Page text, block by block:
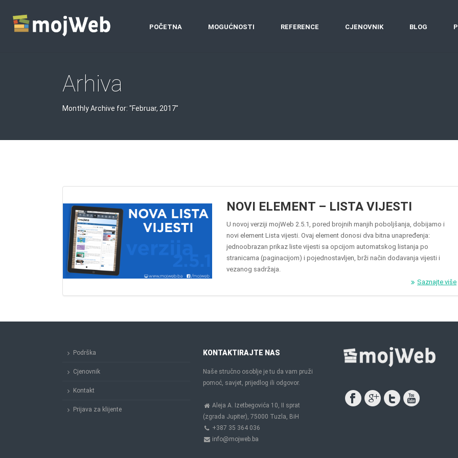
POČETNA MOGUĆNOSTI REFERENCE CJENOVNIK BLOG
Arhiva
Monthly Archive for: "Februar, 2017"
NOVI ELEMENT – LISTA VIJESTI
U novoj verziji mojWeb 2.5.1, pored brojnih manjih poboljšanja, dobijamo i
novi element Lista vijesti. Ovaj element donosi dva bitna unapređenja:
jednoobrazan prikaz liste vijesti sa opcijom automatskog listanja po
stranicama (paginacijom) i pojednostavljen, brži način dodavanja vijesti i
vezanog sadržaja.
Saznajte više
Podrška
Cjenovnik
Kontakt
Prijava za klijente
KONTAKTIRAJTE NAS
Naše stručno osoblje je tu da vam pruži
pomoć, savjet, prijedlog ili odgovor.
Aleja A. Izetbegovića 10, II sprat
(zgrada Jupiter), 75000 Tuzla, BiH
+387 35 364 036
info@mojweb.ba